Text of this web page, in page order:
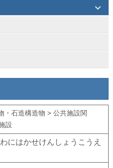
keyboard_arrow_down
・石造構造物 > 公共施設関
設
にはかせけんしょうこうえ